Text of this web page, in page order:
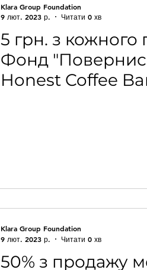
5 грн. з кожного
Фонд
Honest Coffee
Klara Group Foundation
9 лют. 2023 р.
Читати 0 хв
50% з продажу
Klara Group Foundation
9 лют. 2023 р.
Читати 0 хв